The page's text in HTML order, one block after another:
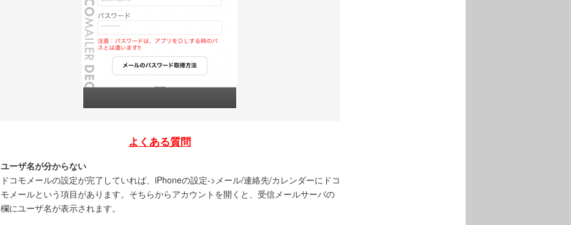
よくある質問
ユーザ名が分からない
ドコモメールの設定が完了していれば、iPhoneの設定->メール/連絡先/カレンダーにドコ
モメールという項目があります。そちらからアカウントを開くと、受信メールサーバの
欄にユーザ名が表示されます。